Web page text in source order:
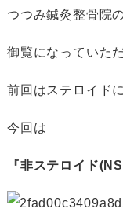
つつみ鍼灸整骨院
御覧になっていた
前回はステロイド
今回は
『非ステロイド